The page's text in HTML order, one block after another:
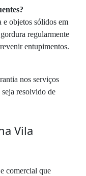
e objetos sólidos em
regularmente
entupimentos.
nos serviços
resolvido de
Vila
comercial que